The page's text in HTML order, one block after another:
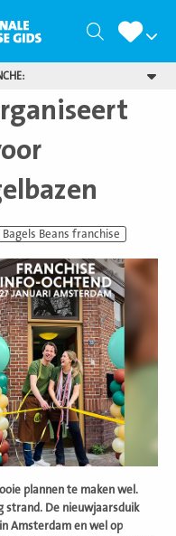
Zoeken
Bagels Beans franchise
plannen te maken wel.
strand. De nieuwjaarsduik
Amsterdam en wel op